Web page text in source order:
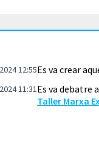
12:55Es va crear
11:31Es va debatre
Taller Marxa